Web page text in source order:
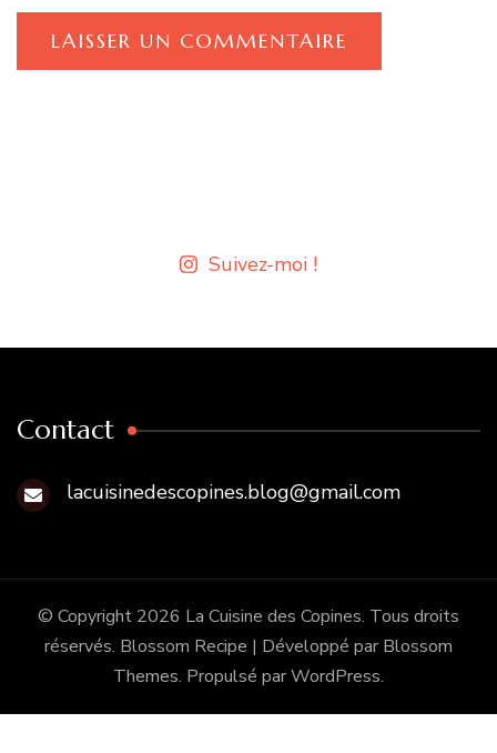
Suivez-moi !
Contact
lacuisinedescopines.blog@gmail.com
© Copyright 2026 La Cuisine des Copines. Tous droits
réservés. Blossom Recipe | Développé par Blossom
Themes. Propulsé parWordPress.